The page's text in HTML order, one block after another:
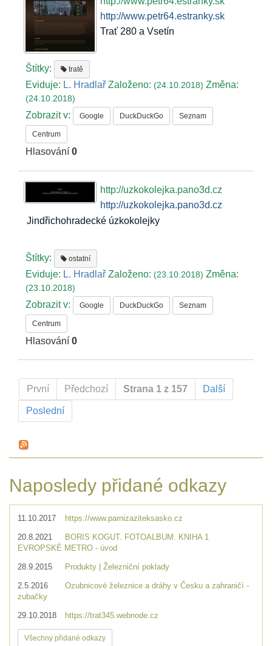
http://www.petr64.estranky.sk
Trať 280 a Vsetín
Štítky: tratě
Eviduje: L. Hradlař Založeno:(24.10.2018)Změna:
(24.10.2018)
Zobrazit v: Google DuckDuckGo Seznam
Centrum
Hlasování0
http://uzkokolejka.pano3d.cz
http://uzkokolejka.pano3d.cz
Jindřichohradecké úzkokolejky
Štítky: ostatní
Eviduje: L. Hradlař Založeno:(23.10.2018)Změna:
(23.10.2018)
Zobrazit v: Google DuckDuckGo Seznam
Centrum
Hlasování0
První Předchozí Strana 1 z 157 Další
Poslední
Naposledy přidané odkazy
11.10.2017 https://www.parnizaziteksasko.cz
20.8.2021
BORIS KOGUT. FOTOALBUM. KNIHA 1
EVROPSKÉ METRO - úvod
28.9.2015 Produkty | Železniční poklady
2.5.2016
Ozubnicové železnice a dráhy v Česku a zahraničí -
zubačky
29.10.2018 https://trat345.webnode.cz
Všechny přidané odkazy